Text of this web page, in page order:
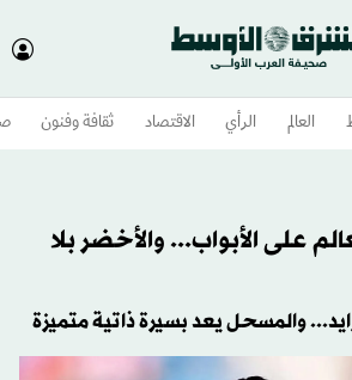
العالم الرأي الاقتصاد ثقافة وفنون
على الأبواب... والأخضر بلا
والمسحل يعد بسيرة ذاتية متميزة